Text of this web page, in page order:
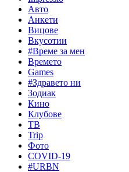
Авто
Анкети
Вицове
Вкусотии
#Време за мен
Времето
Games
#Здравето ни
Зодиак
Кино
Клубове
ТВ
Trip
Фото
COVID-19
#URBN